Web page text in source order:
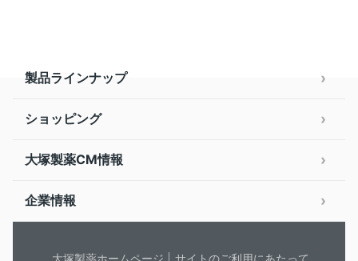
製品ラインナップ
ショッピング
大塚製薬CM情報
企業情報